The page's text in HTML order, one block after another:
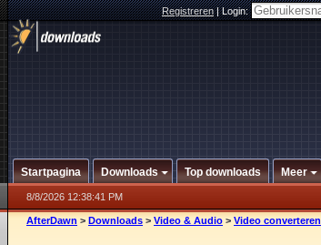
Registreren|Login:
Startpagina Downloads Top downloads Meer
8/8/2026 12:38:41 PM
AfterDawn > Downloads > Video & Audio > Video converteren